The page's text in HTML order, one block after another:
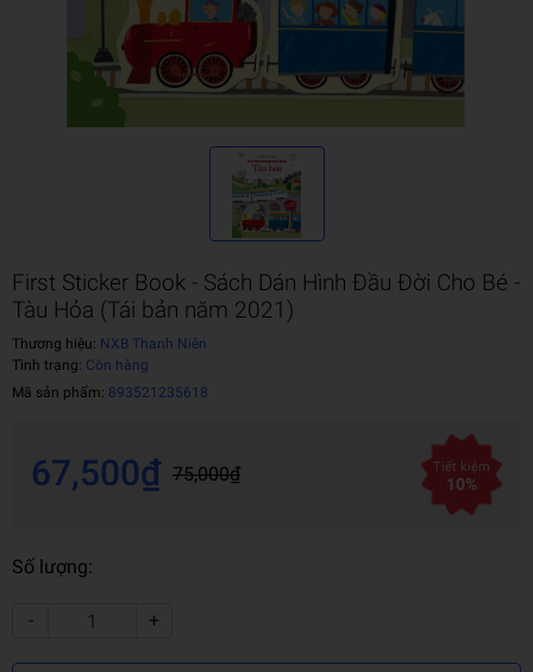
First Sticker Book - Sách Dán Hình Đầu Đời Cho Bé -
Tàu Hỏa (Tái bản năm 2021)
Thương hiệu: NXB Thanh Niên
Tình trạng: Còn hàng
Mã sản phẩm: 893521235618
67,500₫ 75,000₫ Tiết kiệm
10%
Số lượng:
- +